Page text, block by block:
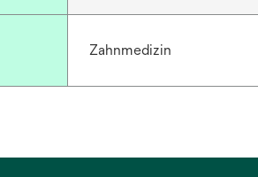
Zahnmedizin